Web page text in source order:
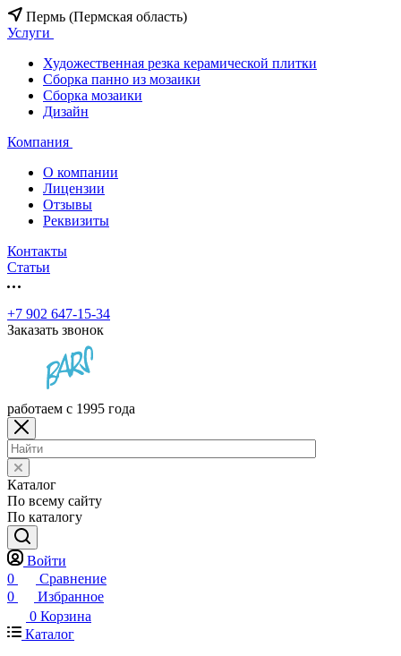
Пермь (Пермская область)
Услуги
Художественная резка керамической плитки
Сборка панно из мозаики
Сборка мозаики
Дизайн
Компания
О компании
Лицензии
Отзывы
Реквизиты
Контакты
Статьи
+7 902 647-15-34
Заказать звонок
работаем с 1995 года
Каталог
По всему сайту
По каталогу
Войти
0
Сравнение
0
Избранное
0 Корзина
Каталог